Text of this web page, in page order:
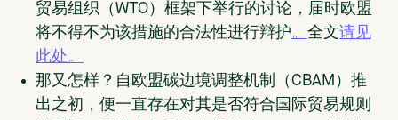
贸易组织（WTO）框架下举行的讨论，届时欧盟
将不得不为该措施的合法性进行辩护。 全文请见
此处。
那又怎样？ 自欧盟碳边境调整机制（CBAM）推
出之初，便一直存在对其是否符合国际贸易规则